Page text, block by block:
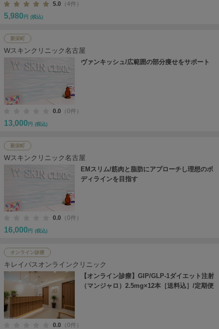
5.0 （4件）
5,980 円 (税込)
新栄町
Wスキンクリニック名古屋
ヴァンキッシュ/広範囲の部分痩せをサポート
0.0 （0件）
13,000 円 (税込)
新栄町
Wスキンクリニック名古屋
EMスリム/筋肉と脂肪にアプローチし理想のボ
ディラインを目指す
0.0 （0件）
16,000 円 (税込)
オンライン診療
キレイパスオンラインクリニック
【オンライン診療】GIP/GLP-1ダイエット注射
（マンジャロ）2.5mg×12本［送料込］/定期便
0.0 （0件）